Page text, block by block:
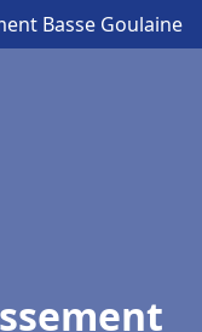
Basse Goulaine